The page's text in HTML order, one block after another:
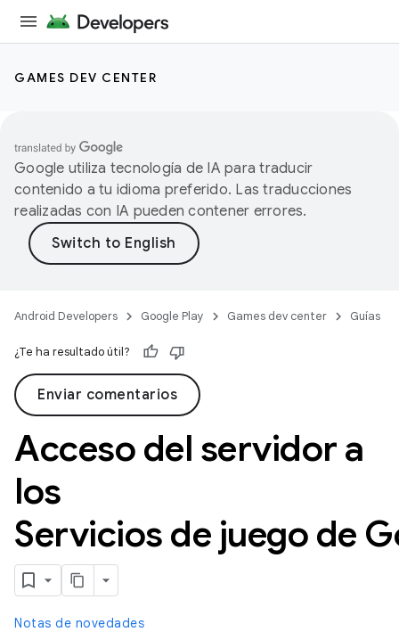
GAMES DEV CENTER
Google utiliza tecnología de IA para traducir
contenido a tu idioma preferido. Las traducciones
realizadas con IA pueden contener errores.
Android Developers Google Play Games dev center Guías
¿Te ha resultado útil?
Enviar comentarios
Acceso del servidor a
los
Servicios de juego de
Notas de novedades